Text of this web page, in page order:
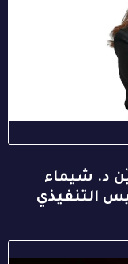
د. شيماء
التنفيذي